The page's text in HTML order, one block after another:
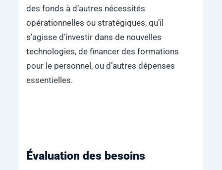
des fonds à d’autres nécessités
opérationnelles ou stratégiques, qu’il
s’agisse d’investir dans de nouvelles
technologies, de financer des formations
pour le personnel, ou d’autres dépenses
essentielles.
Évaluation des besoins